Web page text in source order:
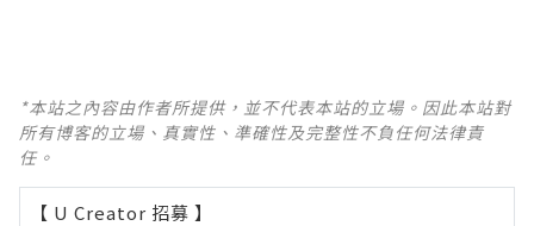
*本站之內容由作者所提供，並不代表本站的立場。因此本站對
所有博客的立場、真實性、準確性及完整性不負任何法律責
任。
【 U Creator 招募 】